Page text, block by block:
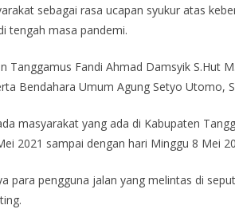
sebagai rasa ucapan syukur atas
tengah masa pandemi.
Tanggamus Fandi Ahmad Damsyik S.Hut
Bendahara Umum Agung Setyo Utomo,
masyarakat yang ada di Kabupaten
2021 sampai dengan hari Minggu 8 Mei
para pengguna jalan yang melintas di